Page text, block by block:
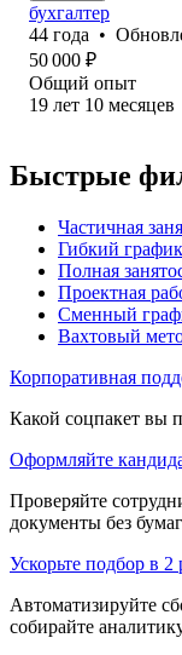
бухгалтер
44 года •
50 000 ₽
Общий опыт
19 лет 10 месяцев
Быстрые
Частичная
Гибкий график
Полная
Проектная
Сменный
Вахтовый
Корпоративная
Какой соцпакет вы
Оформляйте
Проверяйте
документы без
Ускорьте подбор в 2
Автоматизируйте
собирайте